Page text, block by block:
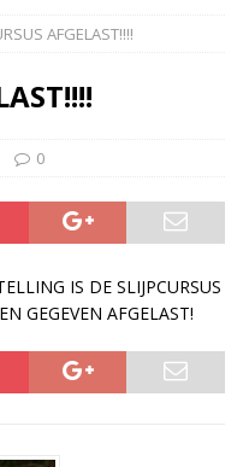
AFGELAST!!!!
0
IS DE SLIJPCURSUS
GEGEVEN AFGELAST!